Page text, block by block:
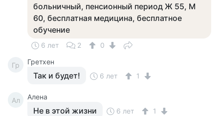
больничный, пенсионный период Ж 55, М
60, бесплатная медицина, бесплатное
обучение
6 лет 2 0
Гр Гретхен
Так и будет! 6 лет 1
Ал Алена
Не в этой жизни 6 лет 1